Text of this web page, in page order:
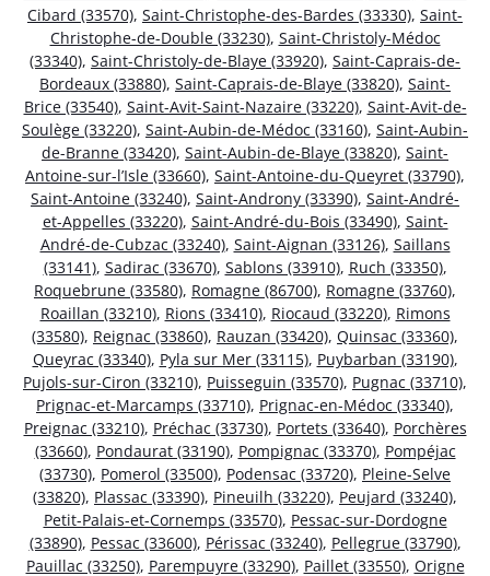
Cibard (33570), Saint-Christophe-des-Bardes (33330), Saint-
Christophe-de-Double (33230), Saint-Christoly-Médoc
(33340), Saint-Christoly-de-Blaye (33920), Saint-Caprais-de-
Bordeaux (33880), Saint-Caprais-de-Blaye (33820), Saint-
Brice (33540), Saint-Avit-Saint-Nazaire (33220), Saint-Avit-de-
Soulège (33220), Saint-Aubin-de-Médoc (33160), Saint-Aubin-
de-Branne (33420), Saint-Aubin-de-Blaye (33820), Saint-
Antoine-sur-l’Isle (33660), Saint-Antoine-du-Queyret (33790),
Saint-Antoine (33240), Saint-Androny (33390), Saint-André-
et-Appelles (33220), Saint-André-du-Bois (33490), Saint-
André-de-Cubzac (33240), Saint-Aignan (33126), Saillans
(33141), Sadirac (33670), Sablons (33910), Ruch (33350),
Roquebrune (33580), Romagne (86700), Romagne (33760),
Roaillan (33210), Rions (33410), Riocaud (33220), Rimons
(33580), Reignac (33860), Rauzan (33420), Quinsac (33360),
Queyrac (33340), Pyla sur Mer (33115), Puybarban (33190),
Pujols-sur-Ciron (33210), Puisseguin (33570), Pugnac (33710),
Prignac-et-Marcamps (33710), Prignac-en-Médoc (33340),
Preignac (33210), Préchac (33730), Portets (33640), Porchères
(33660), Pondaurat (33190), Pompignac (33370), Pompéjac
(33730), Pomerol (33500), Podensac (33720), Pleine-Selve
(33820), Plassac (33390), Pineuilh (33220), Peujard (33240),
Petit-Palais-et-Cornemps (33570), Pessac-sur-Dordogne
(33890), Pessac (33600), Périssac (33240), Pellegrue (33790),
Pauillac (33250), Parempuyre (33290), Paillet (33550), Origne